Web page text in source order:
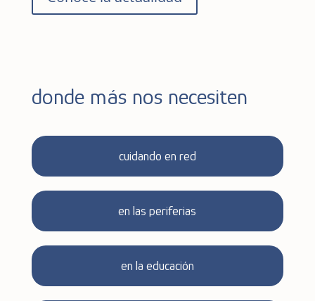
donde más nos necesiten
cuidando en red
en las periferias
en la educación